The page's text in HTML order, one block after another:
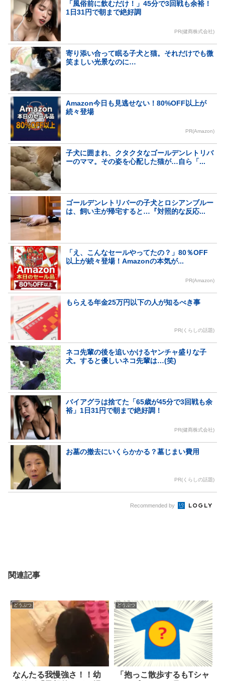
「風俗前に飲むだけ！」45分で3回戦も余裕！
1日31円で朝まで絶好調
PR(健商株式会社)
寄り添い合って眠る子犬と猫。それだけでも微
笑ましい光景なのに…
Amazon今日も見逃せない！80%OFF以上が
続々登場
PR(Amazon)
子犬に囲まれ、クタクタなゴールデンレトリバ
ーのママ。その姿を心配した猫が…自ら「...
ゴールデンレトリバーの子犬とロシアンブルー
は、飼い主が帰宅すると…『対照的な反応...
「え、こんなセールやってたの？」80％OFF
以上が続々登場！Amazonの本気が...
PR(Amazon)
もらえる年金25万円以下の人が知るべき事
PR(くらしの話題)
ネコ先輩の後を追いかけるヤンチャ盛りな子
犬。すると優しいネコ先輩は…(笑)
バイアグラは捨てた「65歳が45分で3回戦も余
裕」1日31円で朝まで絶好調！
PR(健商株式会社)
お墓の撤去にいくらかかる？墓じまい費用
PR(くらしの話題)
Recommended by
関連記事
どうぶつ
なんたる我慢強さ！！幼
どうぶつ
「抱っこ散歩するもTシャ